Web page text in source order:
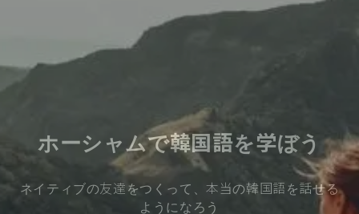
ホーシャムで韓国語を学ぼう
ネイティブの友達をつくって、本当の韓国語を話せる
ようになろう